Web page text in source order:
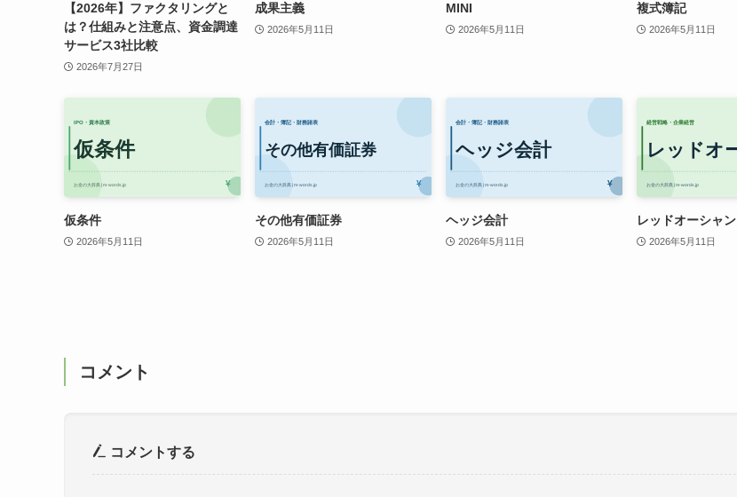
【2026年】ファクタリングと
は？仕組みと注意点、資金調達
サービス3社比較
2026年7月27日
成果主義
2026年5月11日
MINI
2026年5月11日
複式簿記
2026年5月11日
仮条件
2026年5月11日
その他有価証券
2026年5月11日
ヘッジ会計
2026年5月11日
レッドオーシャン
2026年5月11日
コメント
コメントする